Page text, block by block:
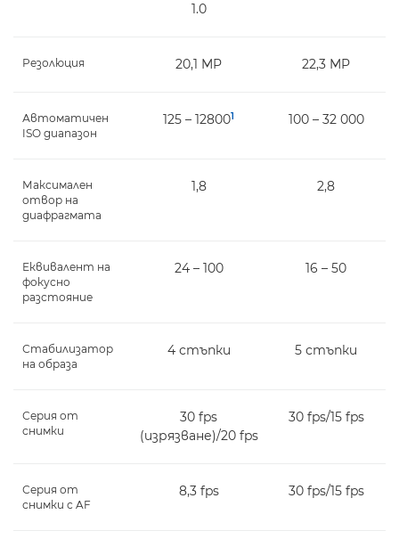
1.0
Резолюция 20,1 MP 22,3 MP
Автоматичен
ISO диапазон
125 – 128001 100 – 32 000
Максимален
отвор на
диафрагмата
1,8 2,8
Еквивалент на
фокусно
разстояние
24 – 100 16 – 50
Стабилизатор
на образа
4 стъпки 5 стъпки
Серия от
снимки
30 fps
(изрязване)/20 fps
30 fps/15 fps
Серия от
снимки с AF
8,3 fps 30 fps/15 fps